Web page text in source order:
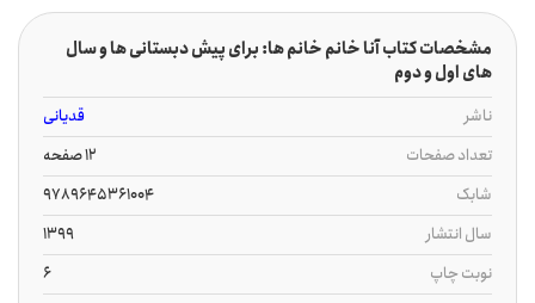
مشخصات کتاب آنا خانم خانم ها: برای پیش دبستانی ها و سال
های اول و دوم
ناشر
قدیانی
تعداد صفحات
12 صفحه
شابک
9789645361004
سال انتشار
1399
نوبت چاپ
6